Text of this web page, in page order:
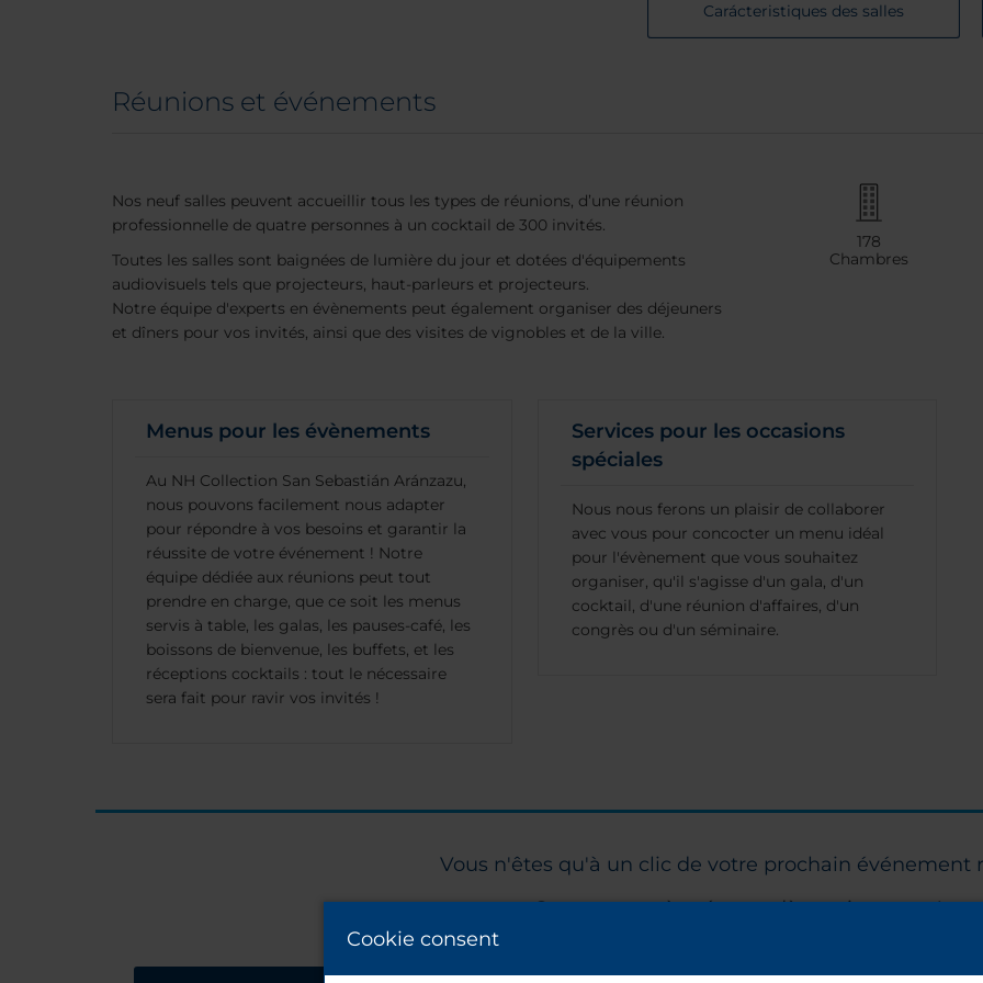
Carácteristiques des salles
Réunions et événements
Nos neuf salles peuvent accueillir tous les types de réunions, d’une réunion
professionnelle de quatre personnes à un cocktail de 300 invités.
Toutes les salles sont baignées de lumière du jour et dotées d'équipements
audiovisuels tels que projecteurs, haut-parleurs et projecteurs.
Notre équipe d'experts en évènements peut également organiser des déjeuners
et dîners pour vos invités, ainsi que des visites de vignobles et de la ville.
178
Chambres
Menus pour les évènements
Au NH Collection San Sebastián Aránzazu,
nous pouvons facilement nous adapter
pour répondre à vos besoins et garantir la
réussite de votre événement ! Notre
équipe dédiée aux réunions peut tout
prendre en charge, que ce soit les menus
servis à table, les galas, les pauses-café, les
boissons de bienvenue, les buffets, et les
réceptions cocktails : tout le nécessaire
sera fait pour ravir vos invités !
Services pour les occasions
spéciales
Nous nous ferons un plaisir de collaborer
avec vous pour concocter un menu idéal
pour l'évènement que vous souhaitez
organiser, qu'il s'agisse d'un gala, d'un
cocktail, d'une réunion d'affaires, d'un
congrès ou d'un séminaire.
Vous n'êtes qu'à un clic de votre prochain événement
Commencez à préparer dès maintenant !
Cookie consent